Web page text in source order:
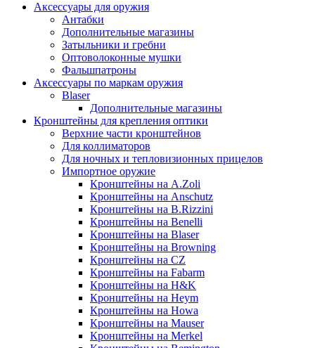
Аксессуары для оружия
Антабки
Дополнительные магазины
Затыльники и гребни
Оптоволоконные мушки
Фальшпатроны
Аксессуары по маркам оружия
Blaser
Дополнительные магазины
Кронштейны для крепления оптики
Верхние части кронштейнов
Для коллиматоров
Для ночных и тепловизионных прицелов
Импортное оружие
Кронштейны на A.Zoli
Кронштейны на Anschutz
Кронштейны на B.Rizzini
Кронштейны на Benelli
Кронштейны на Blaser
Кронштейны на Browning
Кронштейны на CZ
Кронштейны на Fabarm
Кронштейны на H&K
Кронштейны на Heym
Кронштейны на Howa
Кронштейны на Mauser
Кронштейны на Merkel